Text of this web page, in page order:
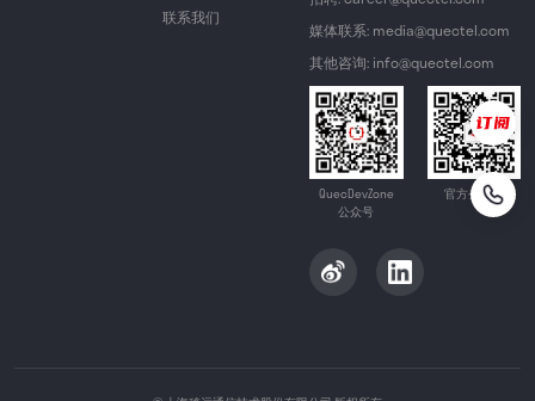
联系我们
媒体联系: media@quectel.com
其他咨询: info@quectel.com
QuecDevZone
公众号
官方公众号